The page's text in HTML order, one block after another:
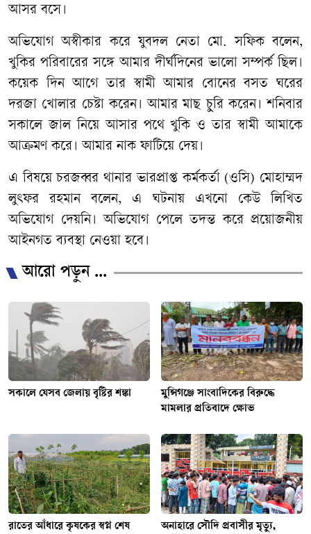
আসর বসে।
অভিযোগ অস্বীকার করে যুবদল নেতা মো. সফিক বলেন,
খুকির পরিবারের সঙ্গে আমার দীর্ঘদিনের ভালো সম্পর্ক ছিল।
কয়েক দিন আগে তার স্বামী আমার বোনের বসত ঘরের
দরজা খোলার চেষ্টা করেন। আমার মাছ চুরি করেন। শনিবার
সকালে জাল নিয়ে আসার পথে খুকি ও তার স্বামী আমাকে
আক্রমণ করে। আমার নাক ফাটিয়ে দেয়।
এ বিষয়ে চরজব্বর থানার ভারপ্রাপ্ত কর্মকর্তা (ওসি) মোহাম্মদ
লুৎফর রহমান বলেন, এ ঘটনায় এখনো কেউ লিখিত
অভিযোগ দেয়নি। অভিযোগ পেলে তদন্ত করে প্রয়োজনীয়
আইনগত ব্যবস্থা নেওয়া হবে।
আরো পড়ুন ...
সকালে যেসব জেলায় বৃষ্টির শঙ্কা
মুন্সিগঞ্জে সাংবাদিকের বিরুদ্ধে
মামলার প্রতিবাদে ক্ষোভ
রাতের আঁধারে কৃষকের স্বপ্ন শেষ
অনাহারে সৌদি প্রবাসীর মৃত্যু,